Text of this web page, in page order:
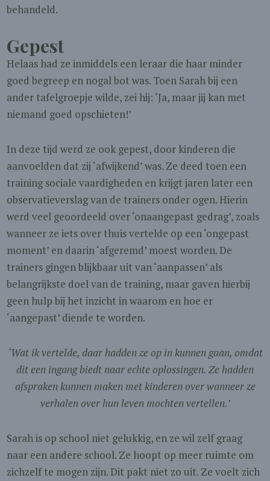
behandeld.
Gepest
Helaas had ze inmiddels een leraar die haar minder
goed begreep en nogal bot was. Toen Sarah bij een
ander tafelgroepje wilde, zei hij: ‘Ja, maar jij kan met
niemand goed opschieten!’
In deze tijd werd ze ook gepest, door kinderen die
aanvoelden dat zij ‘afwijkend’ was. Ze deed toen een
training sociale vaardigheden en krijgt jaren later een
observatieverslag van de trainers onder ogen. Hierin
werd veel geoordeeld over ‘onaangepast gedrag’, zoals
wanneer ze iets over thuis vertelde op een ‘ongepast
moment’ en daarin ‘afgeremd’ moest worden. De
trainers gingen blijkbaar uit van ‘aanpassen’ als
belangrijkste doel van de training, maar gaven hierbij
geen hulp bij het inzicht in waarom en hoe er
‘aangepast’ diende te worden.
‘Wat ik vertelde, daar hadden ze op in kunnen gaan, omdat
dit een ingang biedt naar echte oplossingen. Ze hadden
afspraken kunnen maken met kinderen over wanneer ze
verhalen over hun leven mochten vertellen.’
Sarah is op school niet gelukkig, en ze wil zelf graag
naar een andere school. Ze hoopt op meer ruimte om
zichzelf te mogen zijn. Dit pakt niet zo uit. Ze voelt zich